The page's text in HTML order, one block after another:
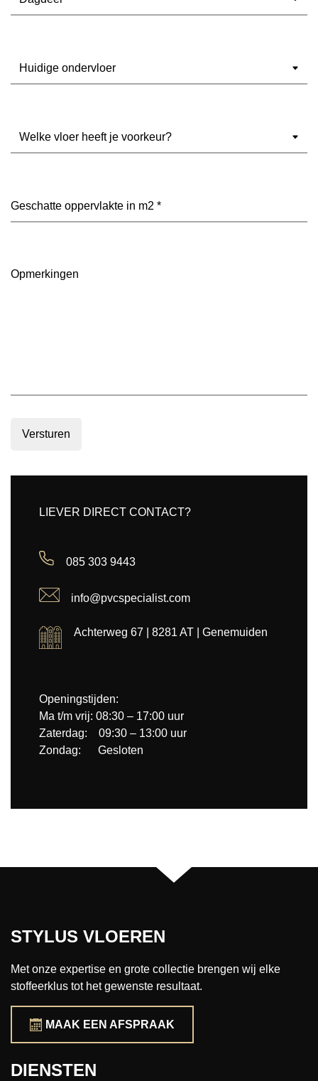
Opmerkingen
Versturen
LIEVER DIRECT CONTACT?
085 303 9443
info@pvcspecialist.com
Achterweg 67 | 8281 AT | Genemuiden
Openingstijden:
Ma t/m vrij: 08:30 – 17:00 uur
Zaterdag: 09:30 – 13:00 uur
Zondag: Gesloten
STYLUS VLOEREN
Met onze expertise en grote collectie brengen wij elke
stoffeerklus tot het gewenste resultaat.
MAAK EEN AFSPRAAK
DIENSTEN